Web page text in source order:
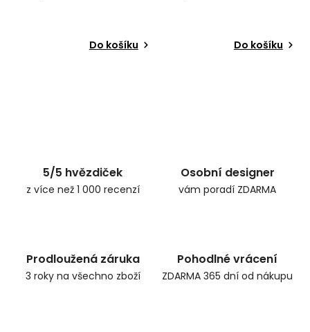
Do košíku Do košíku
5/5 hvězdiček
z více než 1 000 recenzí
Osobní designer
vám poradí ZDARMA
Prodloužená záruka
3 roky na všechno zboží
Pohodlné vrácení
ZDARMA 365 dní od nákupu